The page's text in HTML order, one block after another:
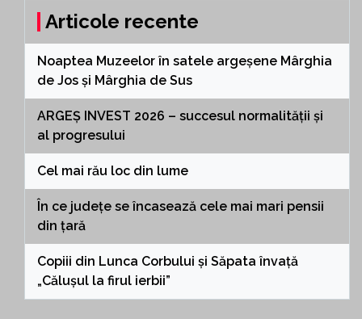
Articole recente
Noaptea Muzeelor în satele argeșene Mârghia
de Jos și Mârghia de Sus
ARGEȘ INVEST 2026 – succesul normalității și
al progresului
Cel mai rău loc din lume
În ce județe se încasează cele mai mari pensii
din țară
Copiii din Lunca Corbului și Săpata învață
„Călușul la firul ierbii”